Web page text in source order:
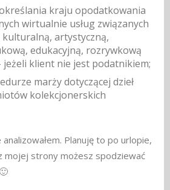
kraju opodatkowania
wirtualnie usług związanych
kulturalną, artystyczną,
edukacyjną, rozrywkową
klient nie jest podatnikiem;
marży dotyczącej dzieł
kolekcjonerskich
Planuję to po urlopie,
mojej strony możesz spodziewać